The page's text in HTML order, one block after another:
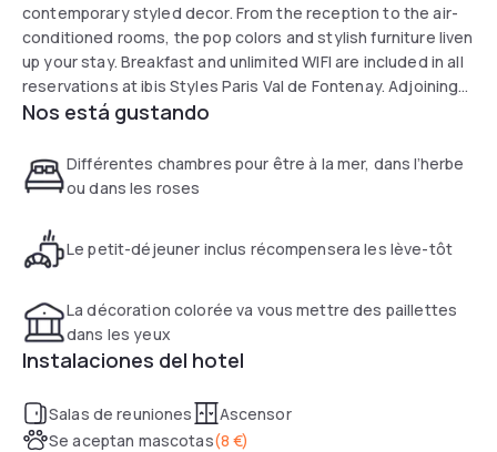
contemporary styled decor. From the reception to the air-
conditioned rooms, the pop colors and stylish furniture liven
up your stay. Breakfast and unlimited WIFI are included in all
reservations at ibis Styles Paris Val de Fontenay. Adjoining
the hotel, Resto Novo warmly welcomes you every day of
Nos está gustando
Différentes chambres pour être à la mer, dans l’herbe
ou dans les roses
Le petit-déjeuner inclus récompensera les lève-tôt
La décoration colorée va vous mettre des paillettes
dans les yeux
Instalaciones del hotel
Salas de reuniones
Ascensor
Se aceptan mascotas(8 €)